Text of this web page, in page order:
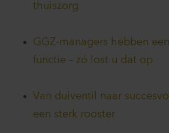
thuiszorg
GGZ-managers hebben
functie – zó lost u dat op
Van duiventil naar
een sterk rooster